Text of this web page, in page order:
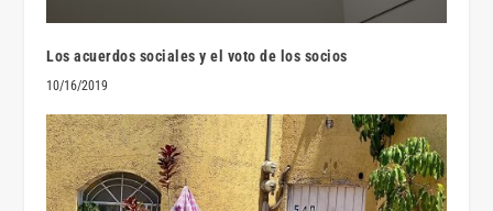
Los acuerdos sociales y el voto de los socios
10/16/2019